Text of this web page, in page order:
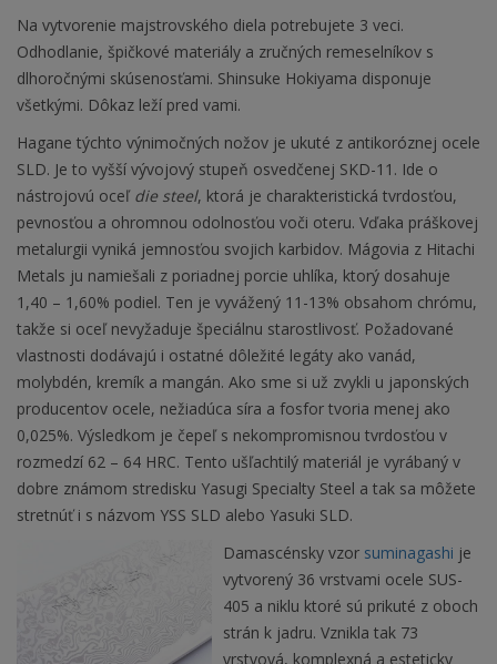
Na vytvorenie majstrovského diela potrebujete 3 veci.
Odhodlanie, špičkové materiály a zručných remeselníkov s
dlhoročnými skúsenosťami. Shinsuke Hokiyama disponuje
všetkými. Dôkaz leží pred vami.
Hagane týchto výnimočných nožov je ukuté z antikoróznej ocele
SLD. Je to vyšší vývojový stupeň osvedčenej SKD-11. Ide o
nástrojovú oceľ die steel, ktorá je charakteristická tvrdosťou,
pevnosťou a ohromnou odolnosťou voči oteru. Vďaka práškovej
metalurgii vyniká jemnosťou svojich karbidov. Mágovia z Hitachi
Metals ju namiešali z poriadnej porcie uhlíka, ktorý dosahuje
1,40 – 1,60% podiel. Ten je vyvážený 11-13% obsahom chrómu,
takže si oceľ nevyžaduje špeciálnu starostlivosť. Požadované
vlastnosti dodávajú i ostatné dôležité legáty ako vanád,
molybdén, kremík a mangán. Ako sme si už zvykli u japonských
producentov ocele, nežiadúca síra a fosfor tvoria menej ako
0,025%. Výsledkom je čepeľ s nekompromisnou tvrdosťou v
rozmedzí 62 – 64 HRC. Tento ušľachtilý materiál je vyrábaný v
dobre známom stredisku Yasugi Specialty Steel a tak sa môžete
stretnúť i s názvom YSS SLD alebo Yasuki SLD.
Damascénsky vzor suminagashi je
vytvorený 36 vrstvami ocele SUS-
405 a niklu ktoré sú prikuté z oboch
strán k jadru. Vznikla tak 73
vrstvová, komplexná a esteticky